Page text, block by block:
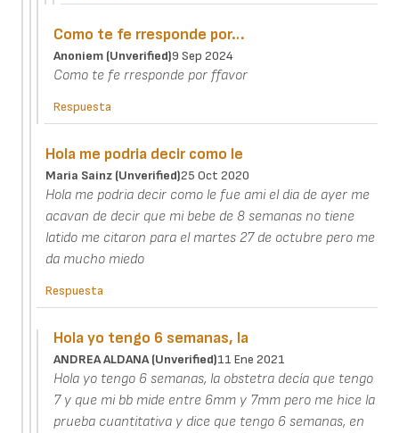
Como te fe rresponde por…
Anoniem (unverified)9 Sep 2024
Como te fe rresponde por ffavor
Respuesta
Hola me podria decir como le
Maria Sainz (unverified)25 Oct 2020
Hola me podria decir como le fue ami el dia de ayer me
acavan de decir que mi bebe de 8 semanas no tiene
latido me citaron para el martes 27 de octubre pero me
da mucho miedo
Respuesta
Hola yo tengo 6 semanas, la
ANDREA ALDANA (unverified)11 Ene 2021
Hola yo tengo 6 semanas, la obstetra decía que tengo
7 y que mi bb mide entre 6mm y 7mm pero me hice la
prueba cuantitativa y dice que tengo 6 semanas, en